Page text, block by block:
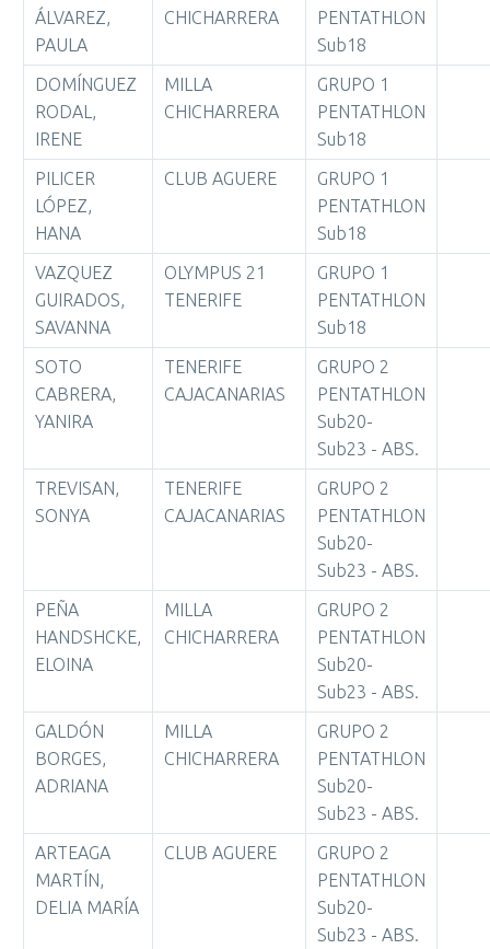
ÁLVAREZ,
PAULA
CHICHARRERA
PENTATHLON
Sub18
DOMÍNGUEZ
RODAL,
IRENE
MILLA
CHICHARRERA
GRUPO 1
PENTATHLON
Sub18
PILICER
LÓPEZ,
HANA
CLUB AGUERE
GRUPO 1
PENTATHLON
Sub18
VAZQUEZ
GUIRADOS,
SAVANNA
OLYMPUS 21
TENERIFE
GRUPO 1
PENTATHLON
Sub18
SOTO
CABRERA,
YANIRA
TENERIFE
CAJACANARIAS
GRUPO 2
PENTATHLON
Sub20-
Sub23 - ABS.
TREVISAN,
SONYA
TENERIFE
CAJACANARIAS
GRUPO 2
PENTATHLON
Sub20-
Sub23 - ABS.
PEÑA
HANDSHCKE,
ELOINA
MILLA
CHICHARRERA
GRUPO 2
PENTATHLON
Sub20-
Sub23 - ABS.
GALDÓN
BORGES,
ADRIANA
MILLA
CHICHARRERA
GRUPO 2
PENTATHLON
Sub20-
Sub23 - ABS.
ARTEAGA
MARTÍN,
DELIA MARÍA
CLUB AGUERE
GRUPO 2
PENTATHLON
Sub20-
Sub23 - ABS.